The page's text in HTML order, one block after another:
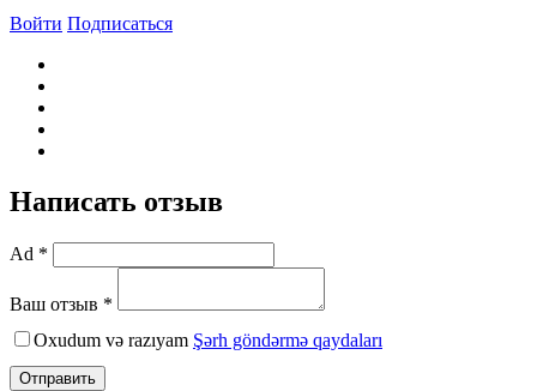
Войти Подписаться
Написать отзыв
Ad *
Ваш отзыв *
Oxudum və razıyam Şərh göndərmə qaydaları
Отправить